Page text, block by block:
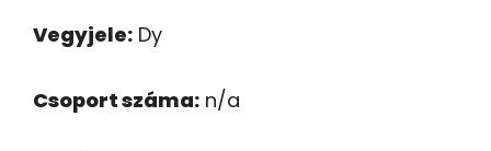
Vegyjele: Dy
Csoport száma: n/a